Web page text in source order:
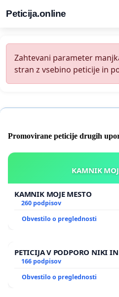
Peticija.online
Zahtevani parameter
stran z vsebino peticije in
Promovirane peticije drugih
KAMNIK MOJE MESTO
260 podpisov
Obvestilo o preglednosti
PETICIJA V PODPORO NIKI
166 podpisov
Obvestilo o preglednosti